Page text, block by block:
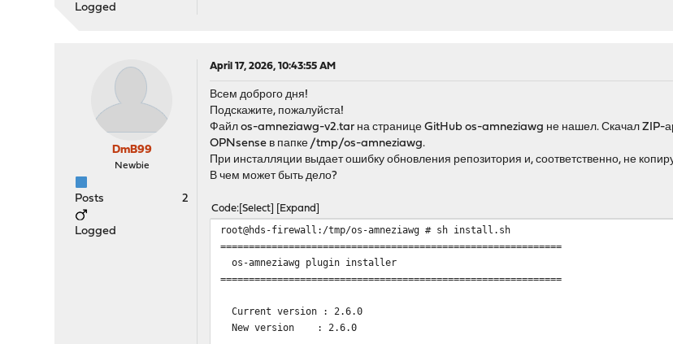
Logged
DmB99
Newbie
Posts 2
Logged
April 17, 2026, 10:43:55 AM
Всем доброго дня!
Подскажите, пожалуйста!
Файл os-amneziawg-v2.tar на странице GitHub os-amneziawg не нашел. Скачал ZIP-
OPNsense в папке /tmp/os-amneziawg.
При инсталляции выдает ошибку обновления репозитория и, соответственно, не
В чем может быть дело?
Code Select Expand
root@hds-firewall:/tmp/os-amneziawg # sh install.sh
============================================================
os-amneziawg plugin installer
============================================================
Current version : 2.6.0
New version : 2.6.0